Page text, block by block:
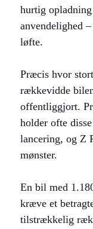
hurtig
anvendelighed
løfte.
Præcis hvor
rækkevidde
offentliggjort.
holder ofte
lancering, og Z
mønster.
En bil med
kræve et
tilstrækkelig